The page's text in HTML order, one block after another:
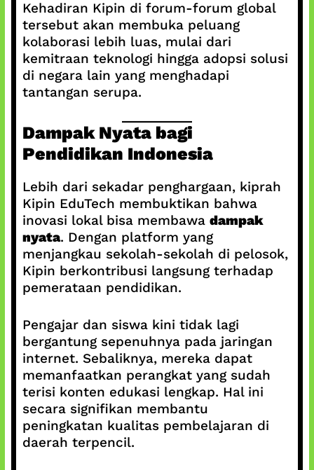
Kehadiran Kipin di forum-forum global
tersebut akan membuka peluang
kolaborasi lebih luas, mulai dari
kemitraan teknologi hingga adopsi solusi
di negara lain yang menghadapi
tantangan serupa.
Dampak Nyata bagi
Pendidikan Indonesia
Lebih dari sekadar penghargaan, kiprah
Kipin EduTech membuktikan bahwa
inovasi lokal bisa membawa dampak
nyata. Dengan platform yang
menjangkau sekolah-sekolah di pelosok,
Kipin berkontribusi langsung terhadap
pemerataan pendidikan.
Pengajar dan siswa kini tidak lagi
bergantung sepenuhnya pada jaringan
internet. Sebaliknya, mereka dapat
memanfaatkan perangkat yang sudah
terisi konten edukasi lengkap. Hal ini
secara signifikan membantu
peningkatan kualitas pembelajaran di
daerah terpencil.